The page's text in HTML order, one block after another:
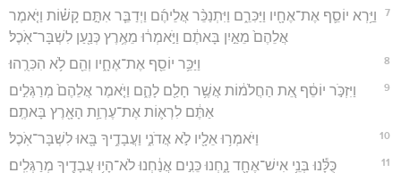
7
וַיַּ֥רְא יוֹסֵ֛ף אֶת־אֶחָ֖יו וַיַּכִּרֵ֑ם וַיִּתְנַכֵּ֨ר אֲלֵיהֶ֜ם וַיְדַבֵּ֧ר אִתָּ֣ם קָשׁ֗וֹת וַיֹּ֤אמֶר
אֲלֵהֶם֙ מֵאַ֣יִן בָּאתֶ֔ם וַיֹּ֣אמְר֔וּ מֵאֶ֥רֶץ כְּנַ֖עַן לִשְׁבָּר־אֹֽכֶל׃
8 וַיַּכֵּ֥ר יוֹסֵ֖ף אֶת־אֶחָ֑יו וְהֵ֖ם לֹ֥א הִכִּרֻֽהוּ׃
9
וַיִּזְכֹּ֣ר יוֹסֵ֔ף אֵ֚ת הַחֲלֹמ֔וֹת אֲשֶׁ֥ר חָלַ֖ם לָהֶ֑ם וַיֹּ֤אמֶר אֲלֵהֶם֙ מְרַגְּלִ֣ים
אַתֶּ֔ם לִרְא֛וֹת אֶת־עֶרְוַ֥ת הָאָ֖רֶץ בָּאתֶֽם׃
10 וַיֹּאמְר֥וּ אֵלָ֖יו לֹ֣א אֲדֹנִ֑י וַעֲבָדֶ֥יךָ בָּ֖אוּ לִשְׁבָּר־אֹֽכֶל׃
11 כֻּלָּ֕נוּ בְּנֵ֥י אִישׁ־אֶחָ֖ד נָ֑חְנוּ כֵּנִ֣ים אֲנַ֔חְנוּ לֹא־הָי֥וּ עֲבָדֶ֖יךָ מְרַגְּלִֽים׃